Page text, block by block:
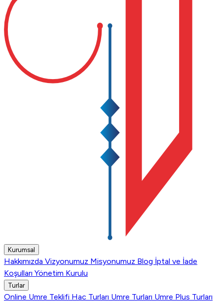
Kurumsal
Hakkımızda Vizyonumuz Misyonumuz Blog İptal ve İade
Koşulları Yönetim Kurulu
Turlar
Online Umre Teklifi Hac Turları Umre Turları Umre Plus Turları